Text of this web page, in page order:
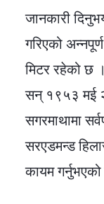
जानकारी
गरिएको
मिटर रहेको छ
सन् १९५३ मई
सगरमाथामा
सरएडमन्ड
कायम गर्नुभएको